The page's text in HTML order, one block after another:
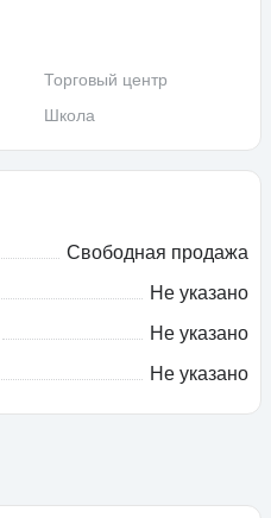
Торговый центр
Школа
Свободная продажа
Не указано
Не указано
Не указано